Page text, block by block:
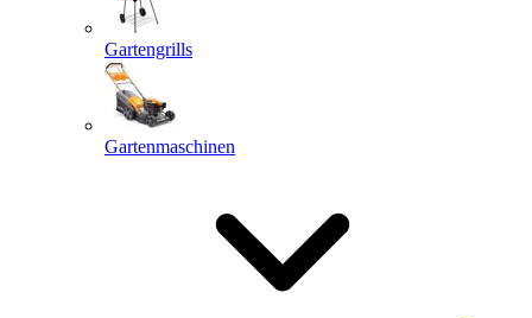
Gartengrills
Gartenmaschinen